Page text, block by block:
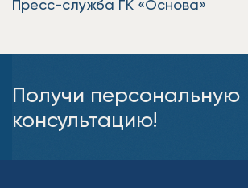
Пресс-служба ГК «Основа»
Получи персональную
консультацию!